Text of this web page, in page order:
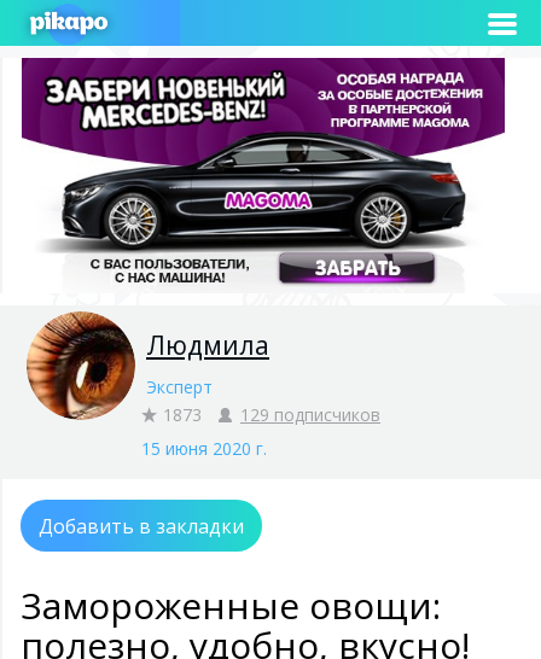
Людмила
Эксперт
1873
129 подписчиков
15 июня 2020 г.
Добавить в закладки
Замороженные овощи:
полезно, удобно, вкусно!